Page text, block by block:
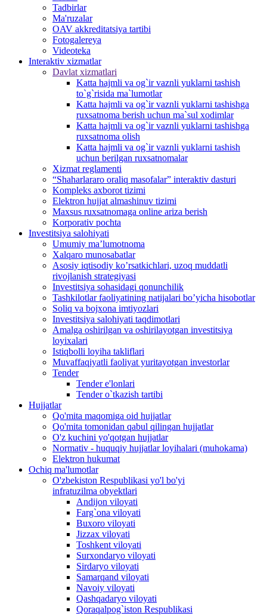
Tadbirlar
Ma'ruzalar
OAV akkreditatsiya tartibi
Fotogalereya
Videoteka
Interaktiv xizmatlar
Davlat xizmatlari
Katta hajmli va og`ir vaznli yuklarni tashish
to`g`risida ma`lumotlar
Katta hajmli va og`ir vaznli yuklarni tashishga
ruxsatnoma berish uchun ma`sul xodimlar
Katta hajmli va og`ir vaznli yuklarni tashishga
ruxsatnoma olish
Katta hajmli va og`ir vaznli yuklarni tashish
uchun berilgan ruxsatnomalar
Xizmat reglamenti
“Shaharlararo oraliq masofalar” interaktiv dasturi
Kompleks axborot tizimi
Elektron hujjat almashinuv tizimi
Maxsus ruxsatnomaga online ariza berish
Korporativ pochta
Investitsiya salohiyati
Umumiy maʼlumotnoma
Xalqaro munosabatlar
Аsosiy iqtisodiy koʼrsatkichlari, uzoq muddatli
rivojlanish strategiyasi
Investitsiya sohasidagi qonunchilik
Tashkilotlar faoliyatining natijalari boʼyicha hisobotlar
Soliq va bojxona imtiyozlari
Investitsiya salohiyati taqdimotlari
Аmalga oshirilgan va oshirilayotgan investitsiya
loyixalari
Istiqbolli loyiha takliflari
Muvaffaqiyatli faoliyat yuritayotgan investorlar
Tender
Tender e'lonlari
Tender o`tkazish tartibi
Hujjatlar
Qo'mita maqomiga oid hujjatlar
Qo'mita tomonidan qabul qilingan hujjatlar
O'z kuchini yo'qotgan hujjatlar
Normativ - huquqiy hujjatlar loyihalari (muhokama)
Elektron hukumat
Ochiq ma'lumotlar
O'zbekiston Respublikasi yo'l bo'yi
infratuzilma obyektlari
Andijon viloyati
Farg`ona viloyati
Buxoro viloyati
Jizzax viloyati
Toshkent viloyati
Surxondaryo viloyati
Sirdaryo viloyati
Samarqand viloyati
Navoiy viloyati
Qashqadaryo viloyati
Qoraqalpog`iston Respublikasi